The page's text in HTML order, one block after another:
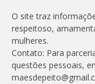
O site traz
respeitoso,
mulheres.
Contato: Para
questões pessoais,